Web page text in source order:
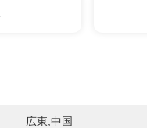
広東,中国